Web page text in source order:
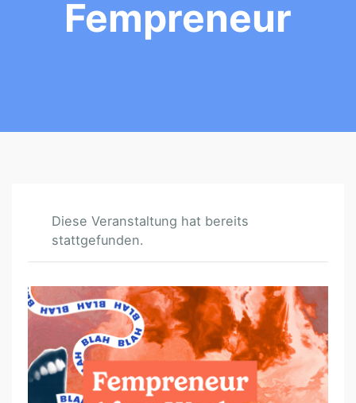
Fempreneur
Diese Veranstaltung hat bereits
stattgefunden.
G
R
Ü
N